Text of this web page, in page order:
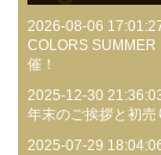
2026-08-06
COLORS SUMMER
催！
2025-12-30
年末のご挨拶と初売
2025-07-29